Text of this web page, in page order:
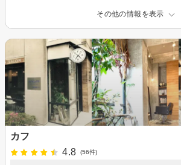
その他の情報を表示
カフ
4.8
(56件)